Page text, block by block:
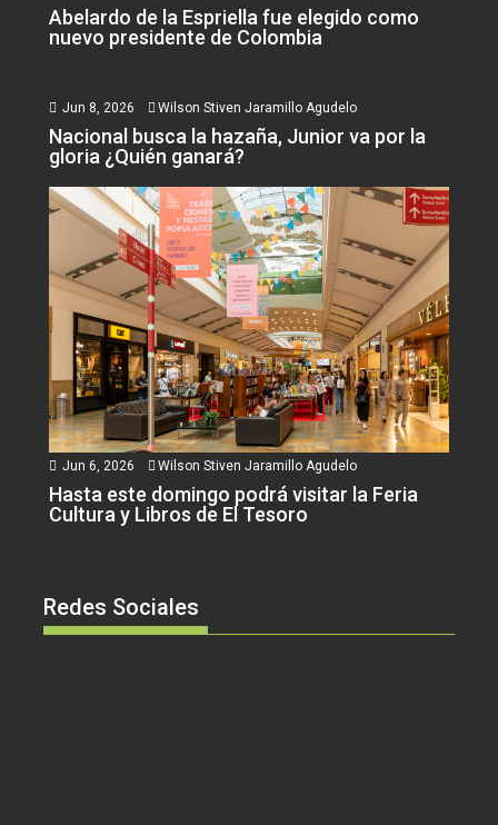
Abelardo de la Espriella fue elegido como
nuevo presidente de Colombia
Jun 8, 2026 Wilson Stiven Jaramillo Agudelo
Nacional busca la hazaña, Junior va por la
gloria ¿Quién ganará?
Jun 6, 2026 Wilson Stiven Jaramillo Agudelo
Hasta este domingo podrá visitar la Feria
Cultura y Libros de El Tesoro
Redes Sociales